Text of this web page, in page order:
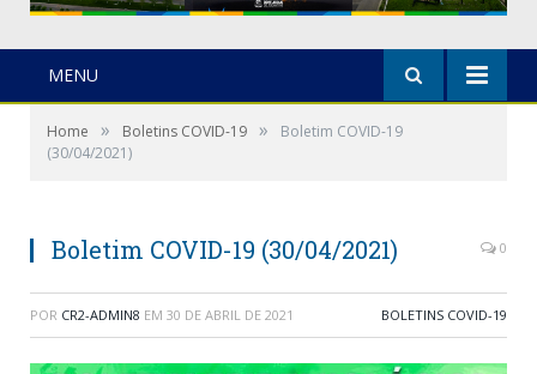
MENU
Home » Boletins COVID-19 »
Boletim COVID-19
(30/04/2021)
Boletim COVID-19 (30/04/2021) 0
POR CR2-ADMIN8 EM 30 DE ABRIL DE 2021 BOLETINS COVID-19